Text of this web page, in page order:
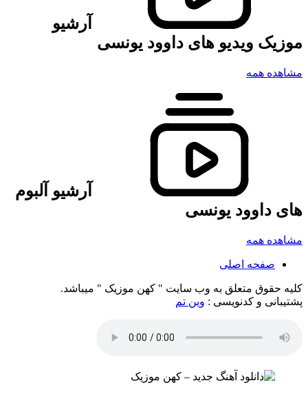
آرشیو
موزیک ویدیو های داوود یونسی
مشاهده همه
آرشیو آلبوم
های داوود یونسی
مشاهده همه
صفحه اصلی
کلیه حقوق متعلق به وب سایت " کهن موزیک " میباشد.
پشتیبانی و کدنویسی : وین تم